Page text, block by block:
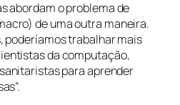
abordam o problema de
de uma outra maneira.
poderíamos trabalhar mais
da computação,
para aprender